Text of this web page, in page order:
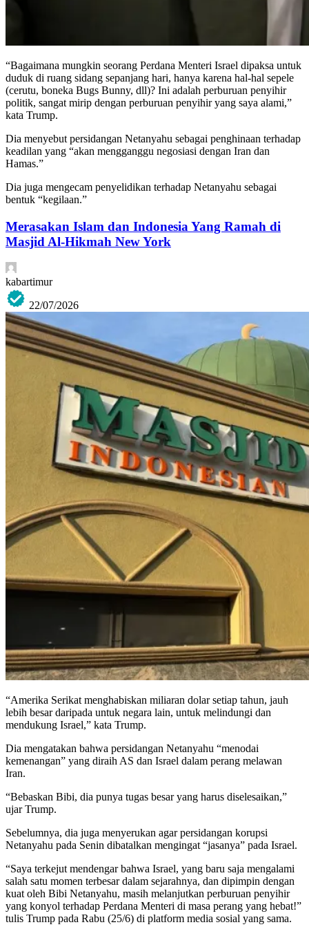
“Bagaimana mungkin seorang Perdana Menteri Israel dipaksa untuk
duduk di ruang sidang sepanjang hari, hanya karena hal-hal sepele
(cerutu, boneka Bugs Bunny, dll)? Ini adalah perburuan penyihir
politik, sangat mirip dengan perburuan penyihir yang saya alami,”
kata Trump.
Dia menyebut persidangan Netanyahu sebagai penghinaan terhadap
keadilan yang “akan mengganggu negosiasi dengan Iran dan
Hamas.”
Dia juga mengecam penyelidikan terhadap Netanyahu sebagai
bentuk “kegilaan.”
Merasakan Islam dan Indonesia Yang Ramah di
Masjid Al-Hikmah New York
kabartimur
22/07/2026
“Amerika Serikat menghabiskan miliaran dolar setiap tahun, jauh
lebih besar daripada untuk negara lain, untuk melindungi dan
mendukung Israel,” kata Trump.
Dia mengatakan bahwa persidangan Netanyahu “menodai
kemenangan” yang diraih AS dan Israel dalam perang melawan
Iran.
“Bebaskan Bibi, dia punya tugas besar yang harus diselesaikan,”
ujar Trump.
Sebelumnya, dia juga menyerukan agar persidangan korupsi
Netanyahu pada Senin dibatalkan mengingat “jasanya” pada Israel.
“Saya terkejut mendengar bahwa Israel, yang baru saja mengalami
salah satu momen terbesar dalam sejarahnya, dan dipimpin dengan
kuat oleh Bibi Netanyahu, masih melanjutkan perburuan penyihir
yang konyol terhadap Perdana Menteri di masa perang yang hebat!”
tulis Trump pada Rabu (25/6) di platform media sosial yang sama.